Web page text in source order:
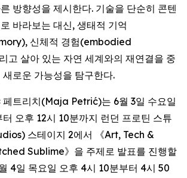
방향성을 제시한다. 기술을 단순히 콘텐
바라보는 대신, 생태적 기억
신체적 경험(embodied
고 살아 있는 자연 세계와의 재연결을 중
로운 가능성을 탐구한다.
페트리치(Maja Petrić)는 6월 3일 수요일
오후 12시 10분까지 런던 프로틴 스튜
스테이지 2에서 《Art, Tech &
Sublime》을 주제로 발표를 진행할
4일 목요일 오후 4시 10분부터 4시 50